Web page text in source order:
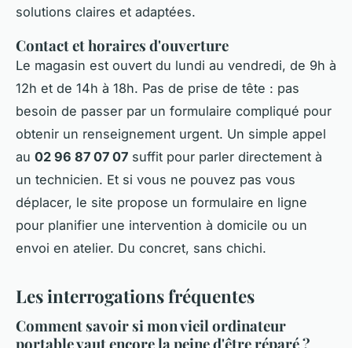
solutions claires et adaptées.
Contact et horaires d'ouverture
Le magasin est ouvert du lundi au vendredi, de 9h à
12h et de 14h à 18h. Pas de prise de tête : pas
besoin de passer par un formulaire compliqué pour
obtenir un renseignement urgent. Un simple appel
au 02 96 87 07 07 suffit pour parler directement à
un technicien. Et si vous ne pouvez pas vous
déplacer, le site propose un formulaire en ligne
pour planifier une intervention à domicile ou un
envoi en atelier. Du concret, sans chichi.
Les interrogations fréquentes
Comment savoir si mon vieil ordinateur
portable vaut encore la peine d'être réparé ?